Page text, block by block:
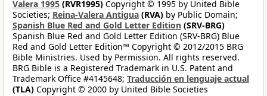
Valera 1995 (RVR1995) Copyright © 1995 by United Bible
Societies; Reina-Valera Antigua (RVA) by Public Domain;
Spanish Blue Red and Gold Letter Edition (SRV-BRG)
Spanish Blue Red and Gold Letter Edition (SRV-BRG) Blue
Red and Gold Letter Edition™ Copyright © 2012/2015 BRG
Bible Ministries. Used by Permission. All rights reserved.
BRG Bible is a Registered Trademark in U.S. Patent and
Trademark Office #4145648; Traducción en lenguaje actual
(TLA) Copyright © 2000 by United Bible Societies